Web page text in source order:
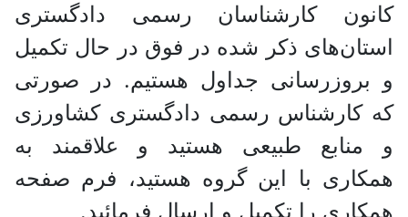
کارشناسان رسمی دادگستری
ذکر شده در فوق در حال تکمیل
جداول هستیم. در صورتی
رسمی دادگستری کشاورزی
طبیعی هستید و علاقمند به
با این گروه هستید، فرم صفحه
را تکمیل و ارسال فرمائید.